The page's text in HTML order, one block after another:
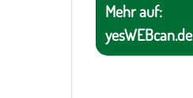
Mehr auf:
yesWEBcan.de